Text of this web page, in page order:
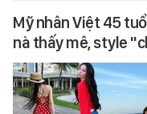
Mỹ nhân Việt 45
nà thấy mê, style